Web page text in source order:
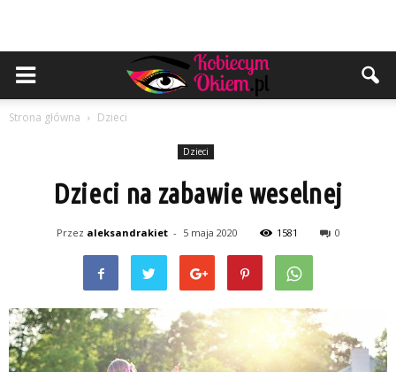
Strona główna Dzieci
Dzieci
Dzieci na zabawie weselnej
Przez aleksandrakiet - 5 maja 2020 1581 0